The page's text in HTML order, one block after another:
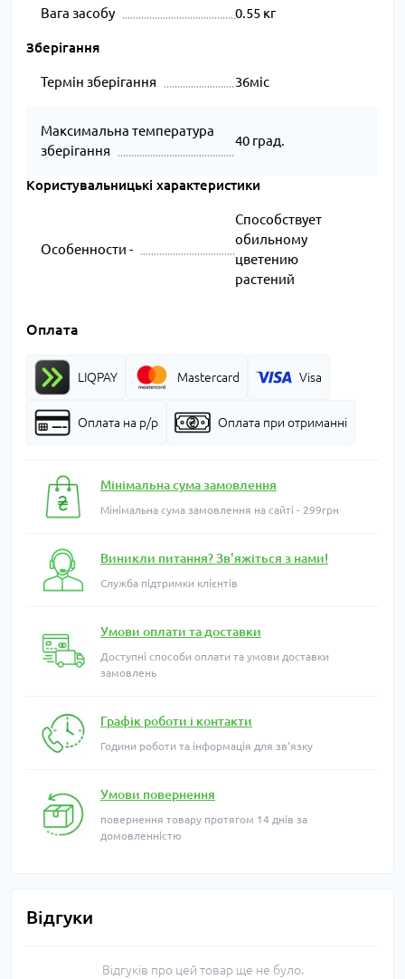
Вага засобу 0.55 кг
Зберігання
Термін зберігання 36міс
Максимальна температура
зберігання
40 град.
Користувальницькі характеристики
Особенности -
Способствует
обильному
цветению
растений
Оплата
LIQPAY Mastercard Visa
Оплата на р/р Оплата при отриманні
Мінімальна сума замовлення
Мінімальна сума замовлення на сайті - 299грн
Виникли питання? Зв'яжіться з нами!
Служба підтримки клієнтів
Умови оплати та доставки
Доступні способи оплати та умови доставки
замовлень
Графік роботи і контакти
Години роботи та інформація для зв'язку
Умови повернення
повернення товару протягом 14 днів за
домовленністю
Відгуки
Відгуків про цей товар ще не було.